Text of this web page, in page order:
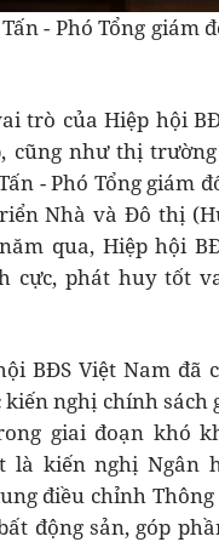
- Phó Tổng giám
trò của Hiệp hội
cũng như thị
- Phó Tổng giám
Nhà và Đô thị
qua, Hiệp hội
cực, phát huy tốt
BĐS Việt Nam đã
nghị chính sách
giai đoạn khó
là kiến nghị Ngân
điều chỉnh
động sản, góp